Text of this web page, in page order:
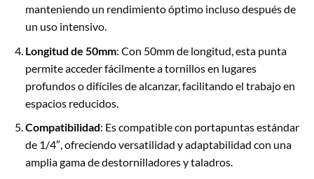
manteniendo un rendimiento óptimo incluso después de
un uso intensivo.
Longitud de 50mm: Con 50mm de longitud, esta punta
permite acceder fácilmente a tornillos en lugares
profundos o difíciles de alcanzar, facilitando el trabajo en
espacios reducidos.
Compatibilidad: Es compatible con portapuntas estándar
de 1/4″, ofreciendo versatilidad y adaptabilidad con una
amplia gama de destornilladores y taladros.